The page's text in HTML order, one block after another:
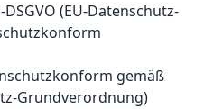
gemäß
Grundverordnung)